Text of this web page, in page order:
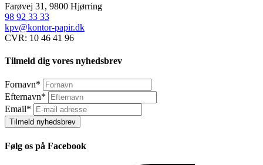
Farøvej 31, 9800 Hjørring
98 92 33 33
kpv@kontor-papir.dk
CVR: 10 46 41 96
Tilmeld dig vores nyhedsbrev
Fornavn*
Efternavn*
Email*
Tilmeld nyhedsbrev
Følg os på Facebook